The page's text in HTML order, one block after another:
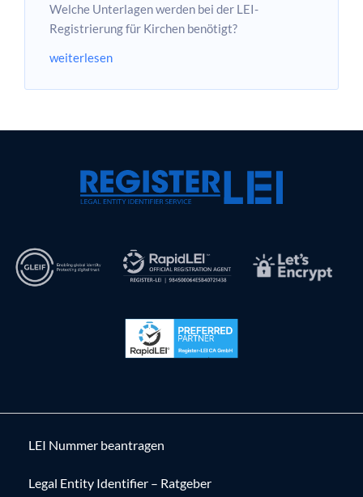
Welche Unterlagen werden bei der LEI-
Registrierung für Kirchen benötigt?
weiterlesen
LEI Nummer beantragen
Legal Entity Identifier – Ratgeber